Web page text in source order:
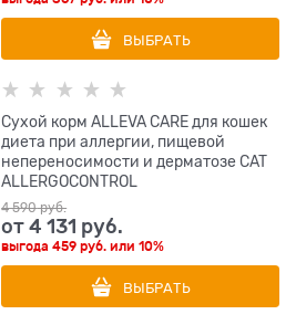
ВЫБРАТЬ
Сухой корм ALLEVA CARE для кошек
диета при аллергии, пищевой
непереносимости и дерматозе CAT
ALLERGOCONTROL
4 590 руб.
от4 131 руб.
выгода459 руб. или10%
ВЫБРАТЬ